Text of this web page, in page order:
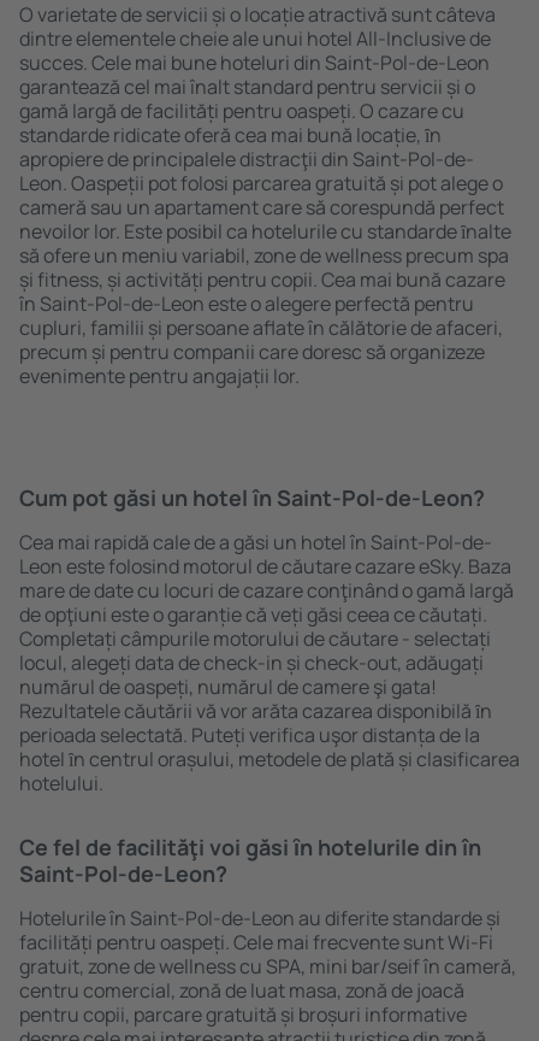
O varietate de servicii și o locație atractivă sunt câteva
dintre elementele cheie ale unui hotel All-Inclusive de
succes. Cele mai bune hoteluri din Saint-Pol-de-Leon
garantează cel mai înalt standard pentru servicii și o
gamă largă de facilități pentru oaspeți. O cazare cu
standarde ridicate oferă cea mai bună locație, ȋn
apropiere de principalele distracţii din Saint-Pol-de-
Leon. Oaspeții pot folosi parcarea gratuită și pot alege o
cameră sau un apartament care să corespundă perfect
nevoilor lor. Este posibil ca hotelurile cu standarde ȋnalte
să ofere un meniu variabil, zone de wellness precum spa
și fitness, și activități pentru copii. Cea mai bună cazare
în Saint-Pol-de-Leon este o alegere perfectă pentru
cupluri, familii și persoane aflate în călătorie de afaceri,
precum și pentru companii care doresc să organizeze
evenimente pentru angajații lor.
Cum pot găsi un hotel în Saint-Pol-de-Leon?
Cea mai rapidă cale de a găsi un hotel în Saint-Pol-de-
Leon este folosind motorul de căutare cazare eSky. Baza
mare de date cu locuri de cazare conţinând o gamă largă
de opţiuni este o garanție că veți găsi ceea ce căutați.
Completați câmpurile motorului de căutare - selectați
locul, alegeți data de check-in și check-out, adăugați
numărul de oaspeți, numărul de camere şi gata!
Rezultatele căutării vă vor arăta cazarea disponibilă ȋn
perioada selectată. Puteți verifica uşor distanța de la
hotel ȋn centrul orașului, metodele de plată și clasificarea
hotelului.
Ce fel de facilităţi voi găsi ȋn hotelurile din în
Saint-Pol-de-Leon?
Hotelurile în Saint-Pol-de-Leon au diferite standarde și
facilități pentru oaspeți. Cele mai frecvente sunt Wi-Fi
gratuit, zone de wellness cu SPA, mini bar/seif în cameră,
centru comercial, zonă de luat masa, zonă de joacă
pentru copii, parcare gratuită și broșuri informative